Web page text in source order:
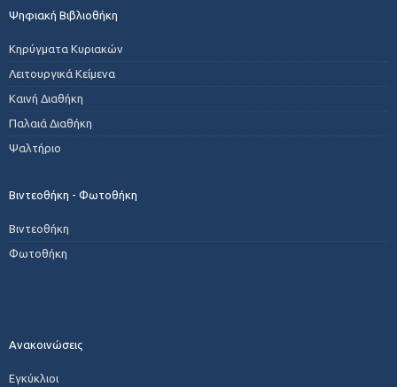
Ψηφιακή Βιβλιοθήκη
Κηρύγματα Κυριακών
Λειτουργικά Κείμενα
Καινή Διαθήκη
Παλαιά Διαθήκη
Ψαλτήριο
Βιντεοθήκη - Φωτοθήκη
Βιντεοθήκη
Φωτοθήκη
Ανακοινώσεις
Εγκύκλιοι